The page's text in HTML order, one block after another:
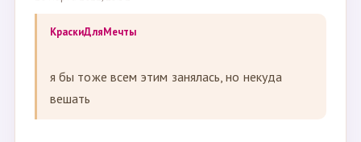
КраскиДляМечты
я бы тоже всем этим занялась, но некуда
вешать